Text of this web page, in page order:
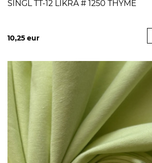
SINGL TT-12 LIKRA # 1250 THYME
10,25 eur